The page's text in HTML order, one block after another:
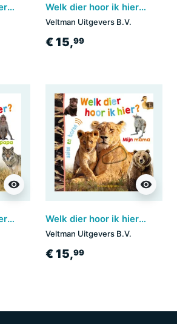
Welk dier hoor ik hier? - Lievelingsdieren Welk dier hoor ik hier? - Babydieren
Veltman Uitgevers B.V.
€ 15,99
visibility
Welk dier hoor ik hier? - Mijn papa
visibility
Welk dier hoor ik hier? - Mijn mama
Veltman Uitgevers B.V.
€ 15,99